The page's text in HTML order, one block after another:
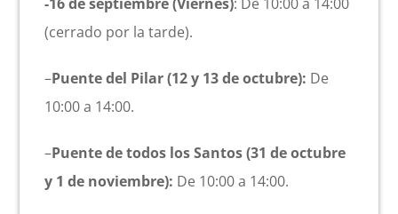
(cerrado por la tarde).
–Puente del Pilar (12 y 13 de octubre): De
10:00 a 14:00.
–Puente de todos los Santos (31 de octubre
y 1 de noviembre): De 10:00 a 14:00.